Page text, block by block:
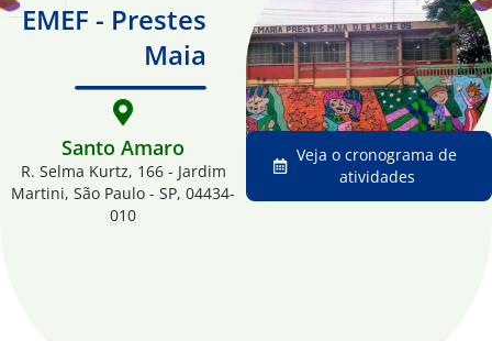
EMEF - Prestes
Maia
Santo Amaro
R. Selma Kurtz, 166 - Jardim
Martini, São Paulo - SP, 04434-
010
Veja o cronograma de
atividades